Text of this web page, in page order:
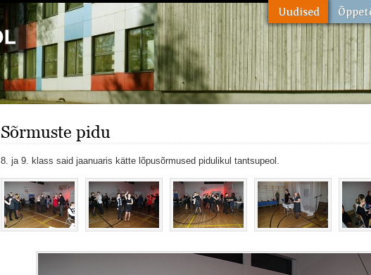
Sõrmuste pidu
8. ja 9. klass said jaanuaris kätte lõpusõrmused pidulikul tantsupeol.